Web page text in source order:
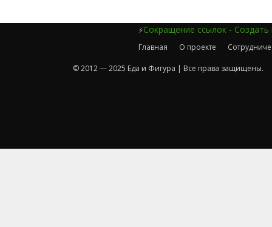
⚡Сокращение ссылок - Создать
Главная О проекте
© 2012 — 2025 Еда и Фигура | Все права защищены.